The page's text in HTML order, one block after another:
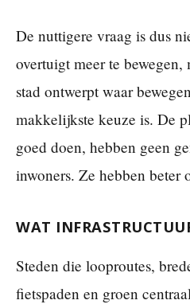
De nuttigere vraag is dus
overtuigt meer te bewegen,
stad ontwerpt waar
makkelijkste keuze is. De
goed doen, hebben geen
inwoners. Ze hebben beter
WAT
Steden die looproutes,
fietspaden en groen